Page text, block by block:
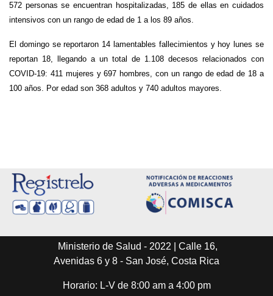
572 personas se encuentran hospitalizadas, 185 de ellas en cuidados
intensivos con un rango de edad de 1 a los 89 años.
El domingo se reportaron 14 lamentables fallecimientos y hoy lunes se
reportan 18, llegando a un total de 1.108 decesos relacionados con
COVID-19: 411 mujeres y 697 hombres, con un rango de edad de 18 a
100 años. Por edad son 368 adultos y 740 adultos mayores.
Ministerio de Salud - 2022 | Calle 16,
Avenidas 6 y 8 - San José, Costa Rica
Horario: L-V de 8:00 am a 4:00 pm